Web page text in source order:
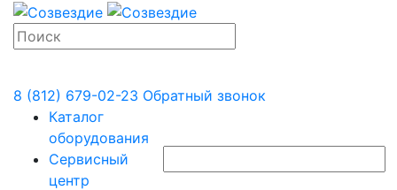
8 (812) 679-02-23 Обратный звонок
Каталог
оборудования
Сервисный
центр